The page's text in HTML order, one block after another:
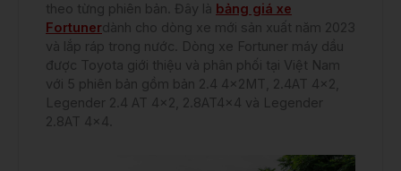
theo từng phiên bản. Đây là bảng giá xe
Fortunerdành cho dòng xe mới sản xuất năm 2023
và lắp ráp trong nước. Dòng xe Fortuner máy dầu
được Toyota giới thiệu và phân phối tại Việt Nam
với 5 phiên bản gồm bản 2.4 4x2MT, 2.4AT 4×2,
Legender 2.4 AT 4×2, 2.8AT4x4 và Legender
2.8AT 4×4.